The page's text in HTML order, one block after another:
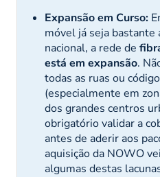
Expansão em Curso:
móvel já seja bastante
nacional, a rede de
está em expansão.
todas as ruas ou
(especialmente em
dos grandes centros
obrigatório validar a
antes de aderir aos
aquisição da NOWO
algumas destas